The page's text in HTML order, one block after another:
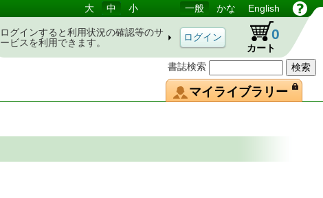
書誌検索
大 中 小 一般 かな English
ログインすると利用状況の確認等のサ
ービスを利用できます。
カート
0
マイライブラリー